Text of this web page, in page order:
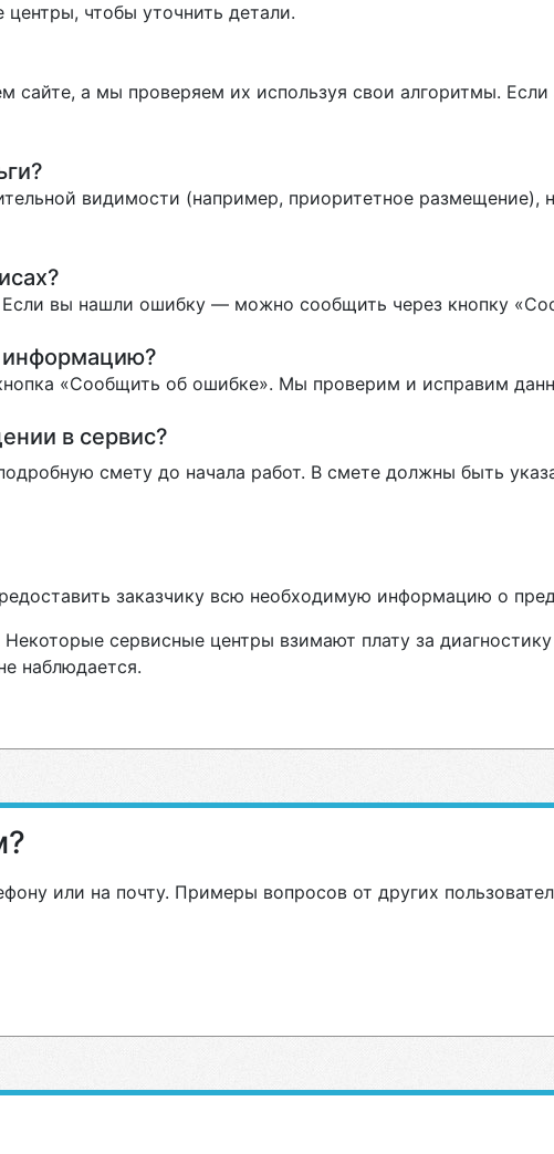
чтобы уточнить детали.
а мы проверяем их используя свои алгоритмы.
видимости (например, приоритетное размещение),
вы нашли ошибку — можно сообщить через кнопку
«Сообщить об ошибке». Мы проверим и исправим
в сервис?
смету до начала работ. В смете должны быть
заказчику всю необходимую информацию о
Некоторые сервисные центры взимают плату за
наблюдается.
или на почту. Примеры вопросов от других